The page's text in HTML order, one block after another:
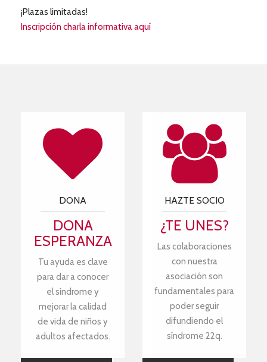
¡Plazas limitadas!
Inscripción charla informativa aquí
DONA
DONA
ESPERANZA
Tu ayuda es clave
para dar a conocer
el síndrome y
mejorar la calidad
de vida de niños y
adultos afectados.
HAZTE SOCIO
¿TE UNES?
Las colaboraciones
con nuestra
asociación son
fundamentales para
poder seguir
difundiendo el
síndrome 22q.